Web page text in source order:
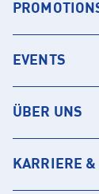
EVENTS
ÜBER UNS
KARRIERE &